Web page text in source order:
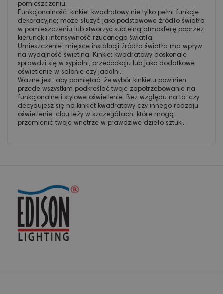
pomieszczeniu.
Funkcjonalność: kinkiet kwadratowy nie tylko pełni funkcje
dekoracyjne; może służyć jako podstawowe źródło światła
w pomieszczeniu lub stworzyć subtelną atmosferę poprzez
kierunek i intensywność rzucanego światła.
Umieszczenie: miejsce instalacji źródła światła ma wpływ
na wydajność świetlną. Kinkiet kwadratowy doskonale
sprawdzi się w sypialni, przedpokoju lub jako dodatkowe
oświetlenie w salonie czy jadalni.
Ważne jest, aby pamiętać, że wybór kinkietu powinien
przede wszystkim podkreślać twoje zapotrzebowanie na
funkcjonalne i stylowe oświetlenie. Bez względu na to, czy
decydujesz się na kinkiet kwadratowy czy innego rodzaju
oświetlenie, clou leży w szczegółach, które mogą
przemienić twoje wnętrze w prawdziwe dzieło sztuki.